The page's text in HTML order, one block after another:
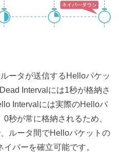
ータが送信するHelloパケッ
Intervalには1秒が格納さ
Intervalには実際のHelloパ
秒が常に格納されるため、
ルータ間でHelloパケットの
バーを確立可能です。